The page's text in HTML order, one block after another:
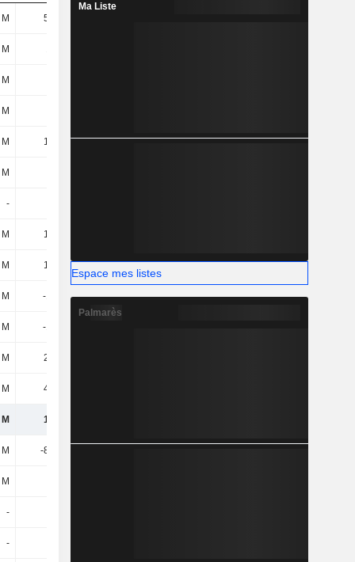
56,4 M
16,3 M 16,3 M 16,8 M
-
16,4 M
19,5 M 62,7 M 7,4 M
-144 M -32,6 M -1,8 M
-140 M
29,2 M
44,5 M
14,7 M
-82,3 M
-
-
Ma Liste
Espace mes listes
Palmarès